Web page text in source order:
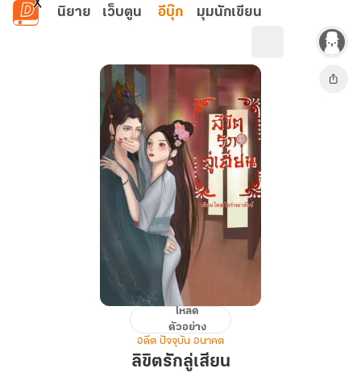
ข้ามไปยังเนื้อหาหลัก
นิยาย เว็บตูน อีบุ๊ก มุมนักเขียน
โหลด
ตัวอย่าง
อดีต ปัจจุบัน อนาคต
ลิขิตรักลู่เสียน